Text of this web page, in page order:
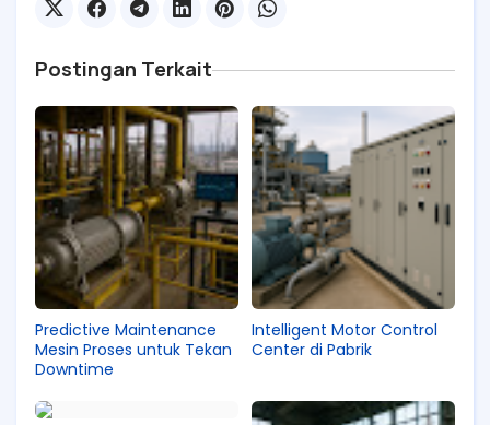
Postingan Terkait
Predictive Maintenance
Mesin Proses untuk Tekan
Downtime
Intelligent Motor Control
Center di Pabrik